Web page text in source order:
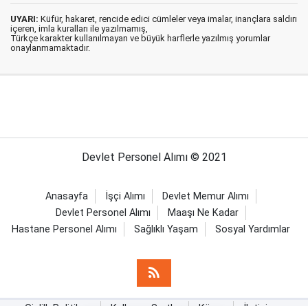
UYARI: Küfür, hakaret, rencide edici cümleler veya imalar, inançlara saldırı
içeren, imla kuralları ile yazılmamış,
Türkçe karakter kullanılmayan ve büyük harflerle yazılmış yorumlar
onaylanmamaktadır.
Devlet Personel Alımı © 2021
Anasayfa İşçi Alımı
Devlet Memur Alımı
Devlet Personel Alımı
Maaşı Ne Kadar
Hastane Personel Alımı
Sağlıklı Yaşam Sosyal Yardımlar